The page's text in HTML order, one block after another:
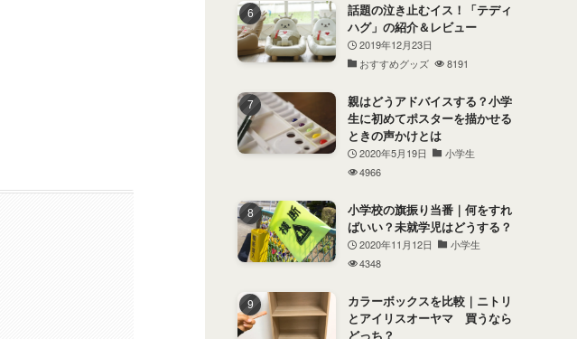
話題の泣き止むイス！「テディ
ハグ」の紹介＆レビュー
2019年12月23日
おすすめグッズ
8191
親はどうアドバイスする？小学
生に初めてポスターを描かせる
ときの声かけとは
2020年5月19日
小学生
4966
小学校の旗振り当番｜何をすれ
ばいい？未就学児はどうする？
2020年11月12日
小学生
4348
カラーボックスを比較｜ニトリ
とアイリスオーヤマ 買うなら
どっち？